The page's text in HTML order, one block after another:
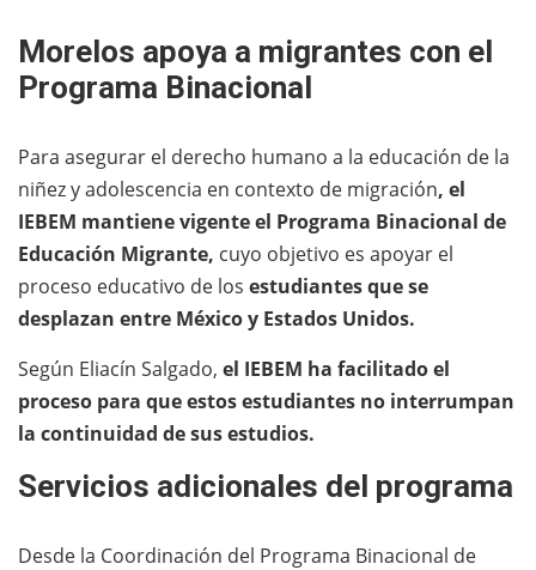
Morelos apoya a migrantes con el
Programa Binacional
Para asegurar el derecho humano a la educación de la
niñez y adolescencia en contexto de migración, el
IEBEM mantiene vigente el Programa Binacional de
Educación Migrante, cuyo objetivo es apoyar el
proceso educativo de los estudiantes que se
desplazan entre México y Estados Unidos.
Según Eliacín Salgado, el IEBEM ha facilitado el
proceso para que estos estudiantes no interrumpan
la continuidad de sus estudios.
Servicios adicionales del programa
Desde la Coordinación del Programa Binacional de